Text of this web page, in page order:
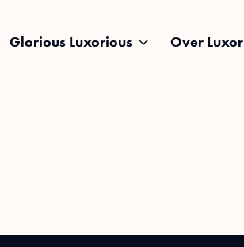
Glorious Luxorious Over Luxor